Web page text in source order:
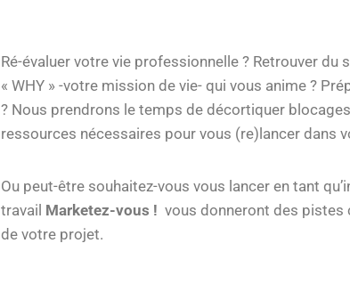
Ré-évaluer votre vie professionnelle ? Retrouver du
« WHY » -votre mission de vie- qui vous anime ?
? Nous prendrons le temps de décortiquer
ressources nécessaires pour vous (re)lancer dans
Ou peut-être souhaitez-vous vous lancer en tant
travail Marketez-vous ! vous donneront des pistes
de votre projet.